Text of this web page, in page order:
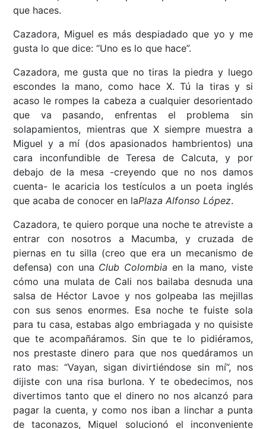
que haces.
Cazadora, Miguel es más despiadado que yo y me
gusta lo que dice: “Uno es lo que hace”.
Cazadora, me gusta que no tiras la piedra y luego
escondes la mano, como hace X. Tú la tiras y si
acaso le rompes la cabeza a cualquier desorientado
que va pasando, enfrentas el problema sin
solapamientos, mientras que X siempre muestra a
Miguel y a mí (dos apasionados hambrientos) una
cara inconfundible de Teresa de Calcuta, y por
debajo de la mesa -creyendo que no nos damos
cuenta- le acaricia los testículos a un poeta inglés
que acaba de conocer en laPlaza Alfonso López.
Cazadora, te quiero porque una noche te atreviste a
entrar con nosotros a Macumba, y cruzada de
piernas en tu silla (creo que era un mecanismo de
defensa) con una Club Colombia en la mano, viste
cómo una mulata de Cali nos bailaba desnuda una
salsa de Héctor Lavoe y nos golpeaba las mejillas
con sus senos enormes. Esa noche te fuiste sola
para tu casa, estabas algo embriagada y no quisiste
que te acompañáramos. Sin que te lo pidiéramos,
nos prestaste dinero para que nos quedáramos un
rato mas: “Vayan, sigan divirtiéndose sin mí”, nos
dijiste con una risa burlona. Y te obedecimos, nos
divertimos tanto que el dinero no nos alcanzó para
pagar la cuenta, y como nos iban a linchar a punta
de taconazos, Miguel solucionó el inconveniente